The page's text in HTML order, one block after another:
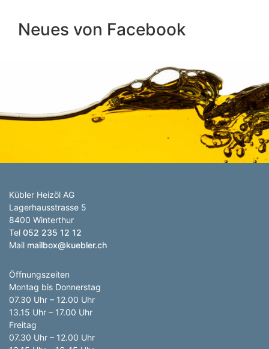
PLZ Lieferort
Neues von Facebook
Kübler Heizöl AG
Lagerhausstrasse 5
8400 Winterthur
Tel 052 235 12 12
Mail mailbox@kuebler.ch
Öffnungszeiten
Montag bis Donnerstag
07.30 Uhr – 12.00 Uhr
13.15 Uhr – 17.00 Uhr
Freitag
07.30 Uhr – 12.00 Uhr